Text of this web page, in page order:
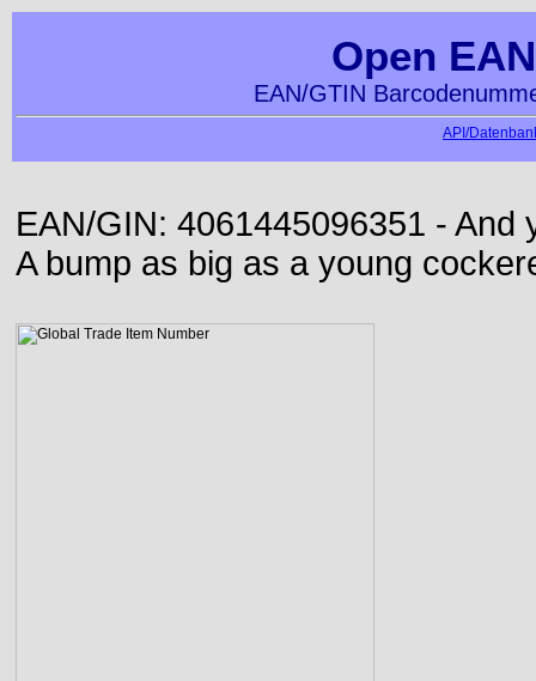
Open
EAN/GTIN
API/
EAN/GIN: 4061445096351 -
A bump as big as a young